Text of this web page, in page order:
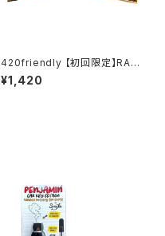
420friendly 【初回限定】RAW
お試し6点セット
¥1,420